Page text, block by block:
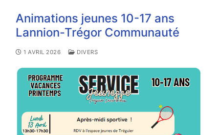
Animations jeunes 10-17 ans
Lannion-Trégor Communauté
1 AVRIL 2026 DIVERS